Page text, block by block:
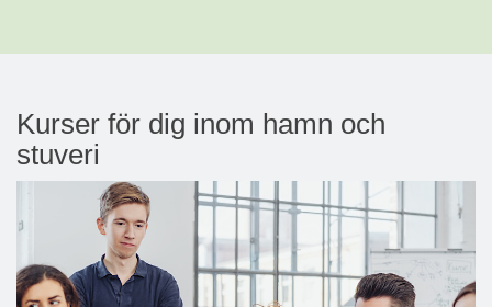
Kurser för dig inom hamn och
stuveri